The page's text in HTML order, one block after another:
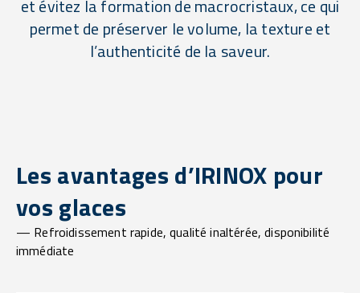
et évitez la formation de macrocristaux, ce qui
permet de préserver le volume, la texture et
l’authenticité de la saveur.
Les avantages d’IRINOX pour
vos glaces
— Refroidissement rapide, qualité inaltérée, disponibilité
immédiate